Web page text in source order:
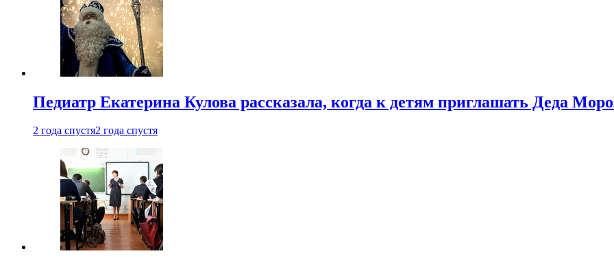
Педиатр Екатерина Кулова рассказала, когда к детям приглашать Деда
2 года спустя2 года спустя